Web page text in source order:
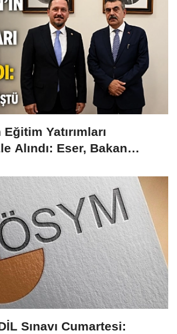
Eğitim Yatırımları
Alındı: Eser, Bakan
Sınavı Cumartesi: